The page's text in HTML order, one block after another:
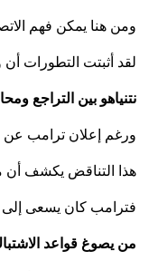
ومن هنا يمكن فهم
لقد أثبتت التطورات
نتنياهو بين التراجع
ورغم إعلان ترامب عن
هذا التناقض يكشف أن
فترامب كان يسعى إلى
من يصوغ قواعد